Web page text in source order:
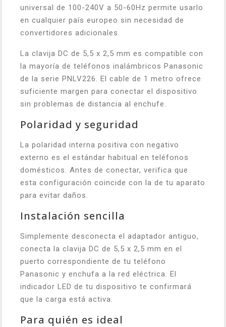
universal de 100-240V a 50-60Hz permite usarlo
en cualquier país europeo sin necesidad de
convertidores adicionales.
La clavija DC de 5,5 x 2,5 mm es compatible con
la mayoría de teléfonos inalámbricos Panasonic
de la serie PNLV226. El cable de 1 metro ofrece
suficiente margen para conectar el dispositivo
sin problemas de distancia al enchufe.
Polaridad y seguridad
La polaridad interna positiva con negativo
externo es el estándar habitual en teléfonos
domésticos. Antes de conectar, verifica que
esta configuración coincide con la de tu aparato
para evitar daños.
Instalación sencilla
Simplemente desconecta el adaptador antiguo,
conecta la clavija DC de 5,5 x 2,5 mm en el
puerto correspondiente de tu teléfono
Panasonic y enchufa a la red eléctrica. El
indicador LED de tu dispositivo te confirmará
que la carga está activa.
Para quién es ideal